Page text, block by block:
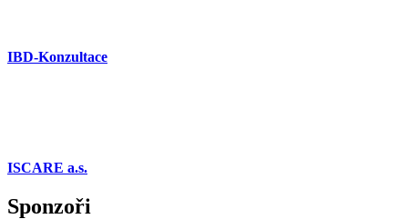
IBD-Konzultace
ISCARE a.s.
Sponzoři